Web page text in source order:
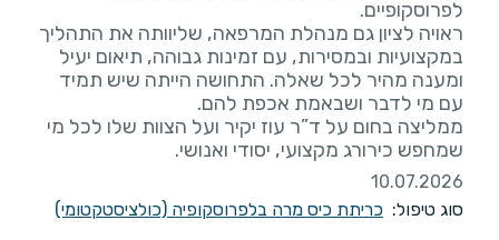
ראויה לציון גם מנהלת המרפאה, שליוותה את התהליך
במקצועיות ובמסירות, עם זמינות גבוהה, תיאום יעיל
ומענה מהיר לכל שאלה. התחושה הייתה שיש תמיד
ממליצה בחום על ד”ר עוז יקיר ועל הצוות שלו לכל מי
שמחפש כירורג מקצועי, יסודי ואנושי.
10.07.2026
סוג טיפול: כריתת כיס מרה בלפרוסקופיה (כולציסטקטומי)